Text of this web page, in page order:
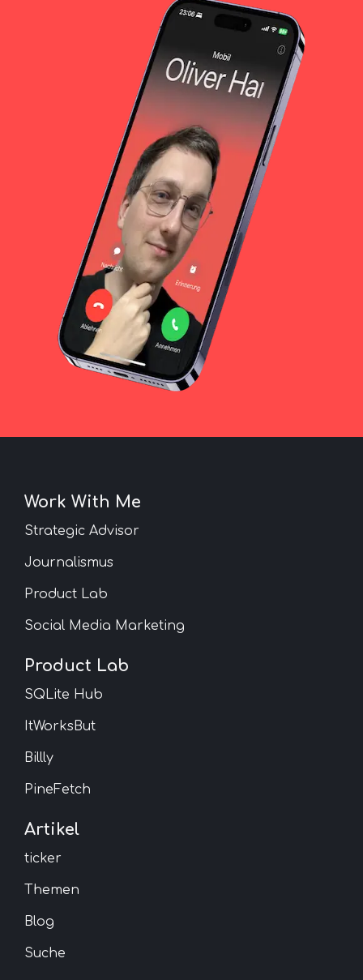
Work With Me
Strategic Advisor
Journalismus
Product Lab
Social Media Marketing
Product Lab
SQLite Hub
ItWorksBut
Billly
PineFetch
Artikel
ticker
Themen
Blog
Suche